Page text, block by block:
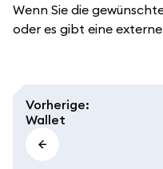
Wenn Sie die
oder es gibt eine
Vorherige:
Wallet